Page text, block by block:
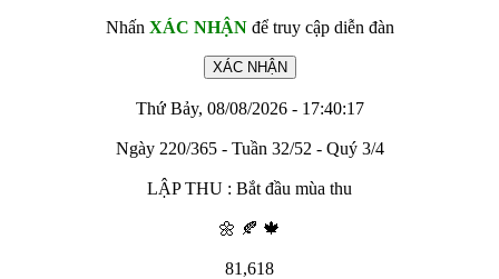
Nhấn XÁC NHẬNđể truy cập diễn đàn
Thứ Bảy, 08/08/2026 - 17:40:17
Ngày 220/365 - Tuần 32/52 - Quý 3/4
LẬP THU : Bắt đầu mùa thu
🌼 🍂 🍁
81,618